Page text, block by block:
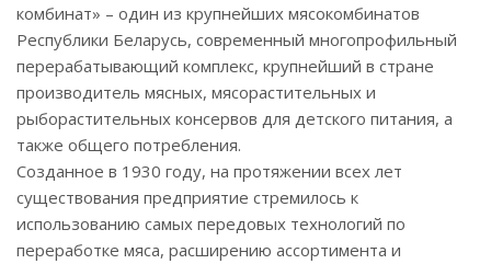
комбинат» – один из крупнейших мясокомбинатов
Республики Беларусь, современный многопрофильный
перерабатывающий комплекс, крупнейший в стране
производитель мясных, мясорастительных и
рыборастительных консервов для детского питания, а
также общего потребления.
Созданное в 1930 году, на протяжении всех лет
существования предприятие стремилось к
использованию самых передовых технологий по
переработке мяса, расширению ассортимента и